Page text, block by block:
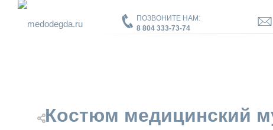
ПОЗВОНИТЕ НАМ:
8 804 333-73-74
Костюм медицинский